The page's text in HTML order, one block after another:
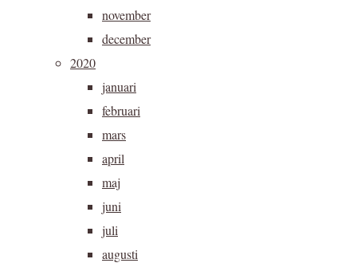
november
december
2020
januari
februari
mars
april
maj
juni
juli
augusti